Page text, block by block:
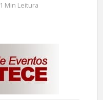
1 Min Leitura